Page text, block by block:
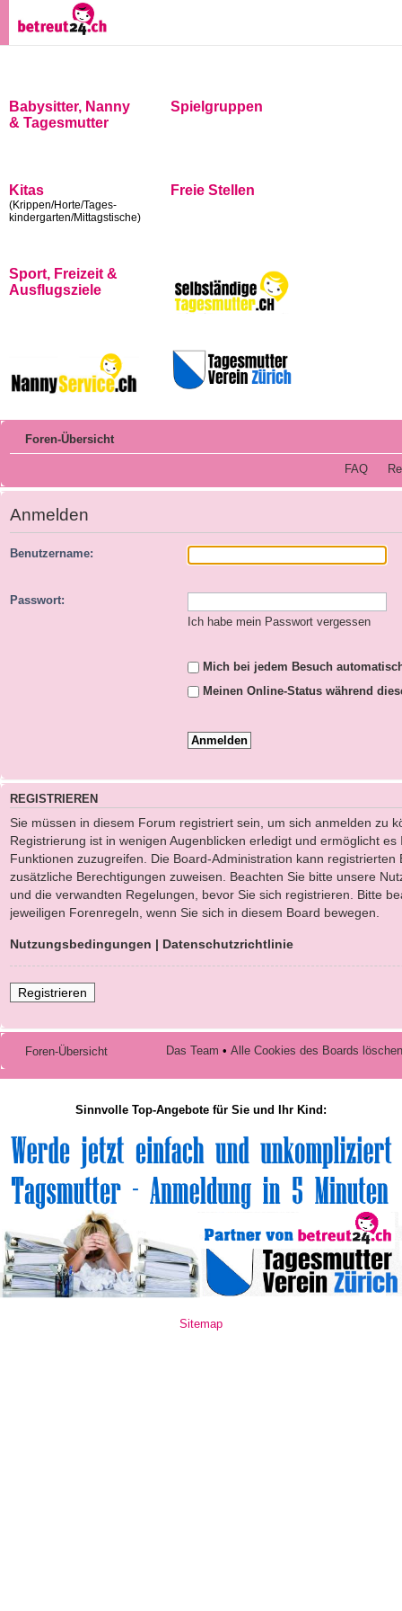
Babysitter, Nanny
& Tagesmutter
Spielgruppen
Kitas
(Krippen/Horte/Tages-
kindergarten/Mittagstische)
Freie Stellen
Sport, Freizeit &
Ausflugsziele
Foren-Übersicht
FAQ
Anmelden
Benutzername:
Passwort:
Ich habe mein Passwort vergessen
Mich bei jedem Besuch
Meinen Online-Status während
REGISTRIEREN
Sie müssen in diesem Forum registriert sein, um sich anmelden zu
Registrierung ist in wenigen Augenblicken erledigt und ermöglicht
Funktionen zuzugreifen. Die Board-Administration kann registrierten
zusätzliche Berechtigungen zuweisen. Beachten Sie bitte unsere
und die verwandten Regelungen, bevor Sie sich registrieren. Bitte
jeweiligen Forenregeln, wenn Sie sich in diesem Board bewegen.
Nutzungsbedingungen | Datenschutzrichtlinie
Registrieren
Foren-Übersicht Das Team • Alle Cookies des Boards löschen
Sinnvolle Top-Angebote für Sie und Ihr Kind:
Sitemap